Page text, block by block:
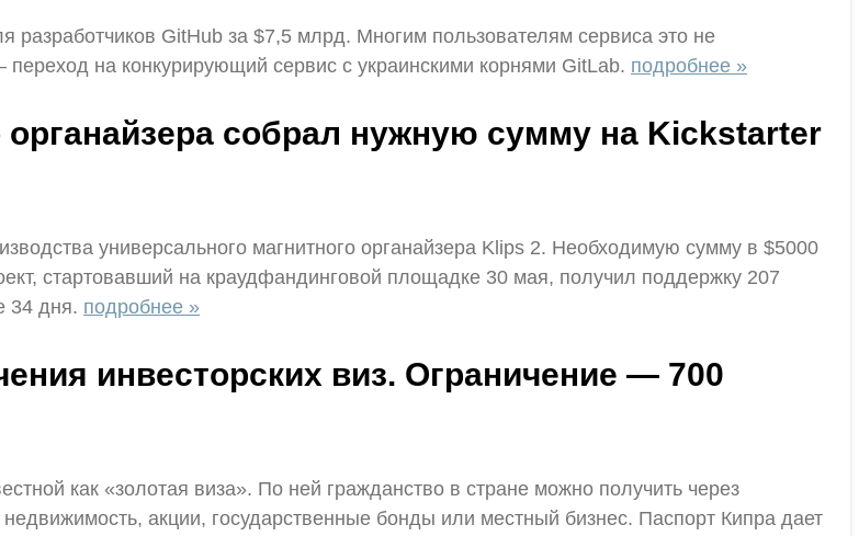
разработчиков GitHub за $7,5 млрд. Многим пользователям сервиса это не
на конкурирующий сервис с украинскими корнями GitLab. подробнее »
органайзера собрал нужную сумму на Kickstarter
универсального магнитного органайзера Klips 2. Необходимую сумму в $5000
стартовавший на краудфандинговой площадке 30 мая, получил поддержку 207
34 дня. подробнее »
инвесторских виз. Ограничение — 700
как «золотая виза». По ней гражданство в стране можно получить через
акции, государственные бонды или местный бизнес. Паспорт Кипра дает